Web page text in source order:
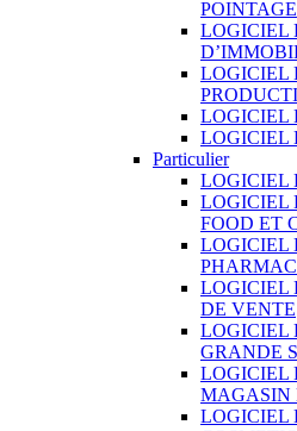
POINTAGE
LOGICIEL
LOGICIEL
LOGICIEL
LOGICIEL
Particulier
LOGICIEL
LOGICIEL
FOOD ET
LOGICIEL
LOGICIEL
DE VENTE
LOGICIEL
GRANDE
LOGICIEL
MAGASIN
LOGICIEL